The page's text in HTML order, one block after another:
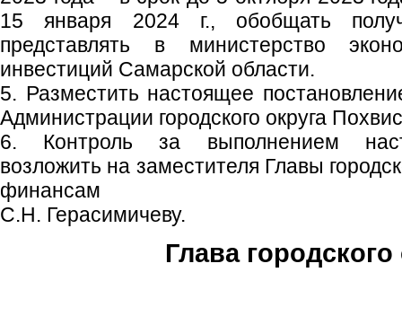
15 января 2024 г., обобщать
представлять в министерство
инвестиций Самарской области.
5. Разместить настоящее
Администрации городского округа
6. Контроль за выполнением
возложить на заместителя Главы
финансам
С.Н. Герасимичеву.
Глава городского